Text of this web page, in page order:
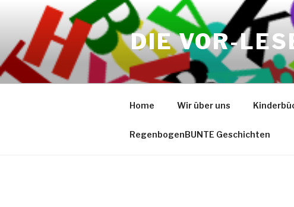
springen
DIE VOR-
Home Wir über uns
RegenbogenBUNTE Geschichten